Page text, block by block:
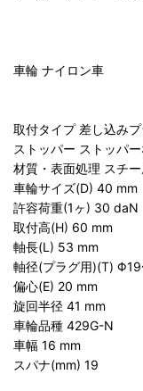
車輪 ナイロン車
取付タイプ 差し込み
ストッパー ストッパー
材質・表面処理 スチ
車輪サイズ(D) 40 mm
許容荷重(1ヶ) 30 daN
取付高(H) 60 mm
軸長(L) 53 mm
軸径(プラグ用)(T)
偏心(E) 20 mm
旋回半径 41 mm
車輪品種 429G-N
車幅 16 mm
スパナ(mm) 19